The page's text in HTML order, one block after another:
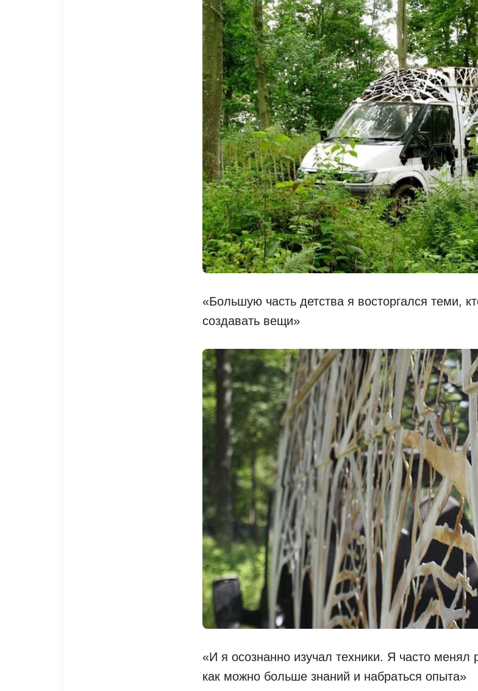
«Большую часть детства я восторгался теми,
создавать вещи»
«И я осознанно изучал техники. Я часто менял
как можно больше знаний и набраться опыта»